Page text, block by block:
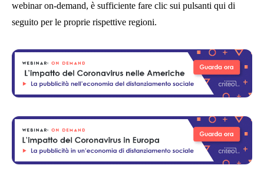
webinar on-demand, è sufficiente fare clic sui pulsanti qui di
seguito per le proprie rispettive regioni.